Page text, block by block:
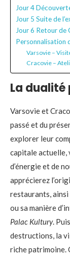
Jour 4
Jour 5 Suite de
Jour 6 Retour de
Personnalisation
Varsovie –
Cracovie –
La dualité
Varsovie et
passé et du
explorer leur
capitale actuelle,
d’énergie et de
apprécierez
restaurants,
ou sa manière
Palac Kultury.
destructions, la
riche patrimoine.